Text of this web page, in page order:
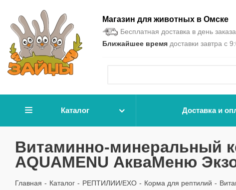
Магазин для животных в Омске
Бесплатная доставка в день
Ближайшее время доставки завтра с
Каталог Доставка и
Витаминно-минеральный
AQUAMENU АкваМеню
Главная - Каталог - РЕПТИЛИИ/EXO - Корма для рептилий -